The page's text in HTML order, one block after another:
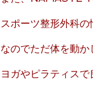
スポーツ整形外科の
なのでただ体を動
ヨガやピラティス